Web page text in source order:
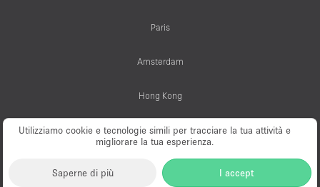
Utilizziamo cookie e tecnologie simili per tracciare la tua attività e
migliorare la tua esperienza.
Saperne di più I accept
Paris
Amsterdam
Hong Kong
EAA Licence Number: C-075131